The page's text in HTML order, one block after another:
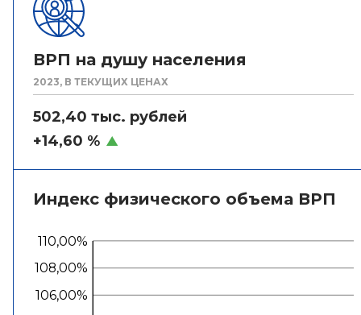
ВРП на душу населения
2023, В ТЕКУЩИХ ЦЕНАХ
502,40 тыс. рублей
+14,60 %
Индекс физического объема ВРП
106,00%
108,00%
110,00%